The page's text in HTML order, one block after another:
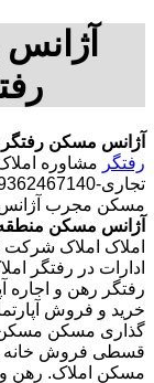
آژانس مسکن رفتگر
رفتگر مشاوره
مسکن مجرب
آژانس مسکن منطقه
املاک املاک شرکت
ادارات در رفتگر
رفتگر رهن و اجاره
خرید و فروش
گذاری مسکن
قسطی فروش خانه
مسکن املاک. رهن و